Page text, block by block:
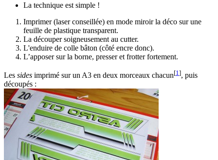
La technique est simple !
Imprimer (laser conseillée) en mode miroir la déco sur une
feuille de plastique transparent.
La découper soigneusement au cutter.
L'enduire de colle bâton (côté encre donc).
L’apposer sur la borne, presser et frotter fortement.
Les sides imprimé sur un A3 en deux morceaux chacun[1 ], puis
découpés :